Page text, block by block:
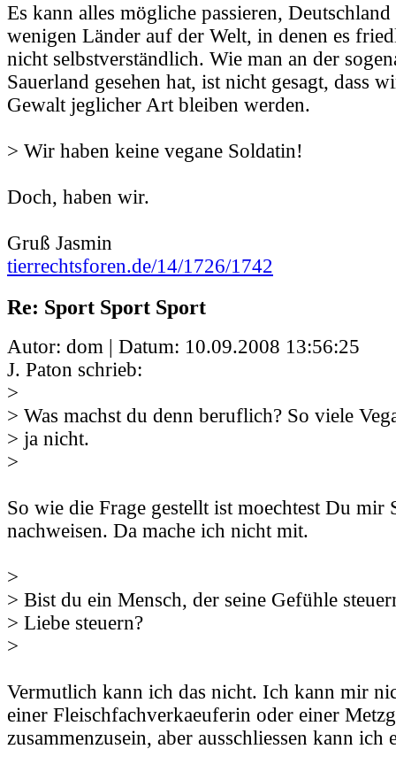
Es kann alles mögliche passieren, Deutschland
wenigen Länder auf der Welt, in denen es
nicht selbstverständlich. Wie man an der
Sauerland gesehen hat, ist nicht gesagt, dass
Gewalt jeglicher Art bleiben werden.
> Wir haben keine vegane Soldatin!
Doch, haben wir.
Gruß Jasmin
tierrechtsforen.de/14/1726/1742
Re: Sport Sport Sport
Autor: dom | Datum: 10.09.2008 13:56:25
J. Paton schrieb:
>
> Was machst du denn beruflich? So viele
> ja nicht.
>
So wie die Frage gestellt ist moechtest Du mir
nachweisen. Da mache ich nicht mit.
>
> Bist du ein Mensch, der seine Gefühle
> Liebe steuern?
>
Vermutlich kann ich das nicht. Ich kann mir
einer Fleischfachverkaeuferin oder einer
zusammenzusein, aber ausschliessen kann ich